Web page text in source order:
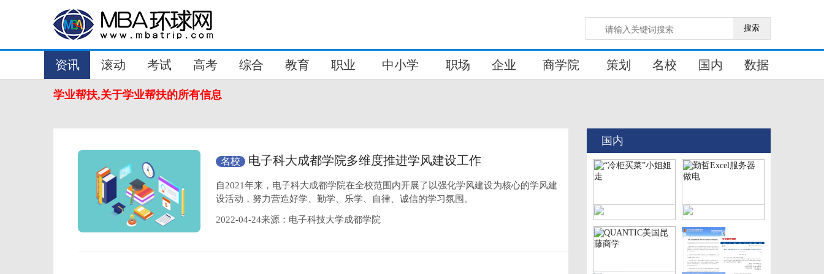
搜索
资讯 滚动 考试 高考 综合 教育 职业 中小学 职场 企业 商学院 策划 名校 国内 数据
学业帮扶,关于学业帮扶的所有信息
名校 电子科大成都学院多维度推进学风建设工作
自2021年来，电子科大成都学院在全校范围内开展了以强化学风建设为核心的学风建
设活动，努力营造好学、勤学、乐学、自律、诚信的学习氛围。
2022-04-24来源：电子科技大学成都学院
国内
勤哲Excel服务器做电